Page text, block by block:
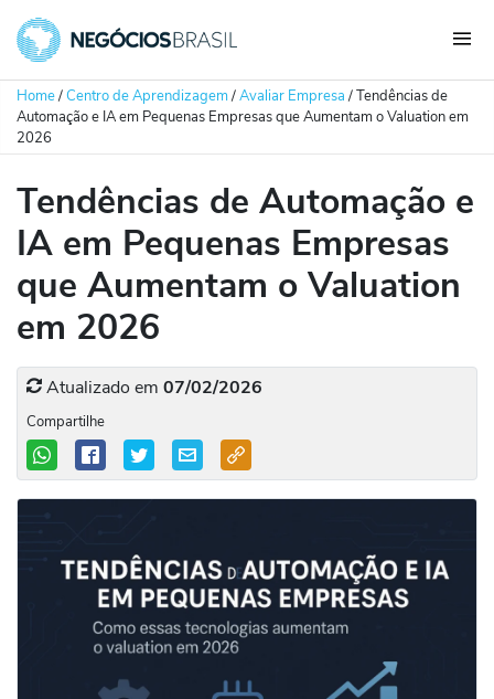
Home/Centro de Aprendizagem/Avaliar Empresa/Tendências de
Automação e IA em Pequenas Empresas que Aumentam o Valuation em
2026
Tendências de Automação e
IA em Pequenas Empresas
que Aumentam o Valuation
em 2026
Atualizado em 07/02/2026
Compartilhe